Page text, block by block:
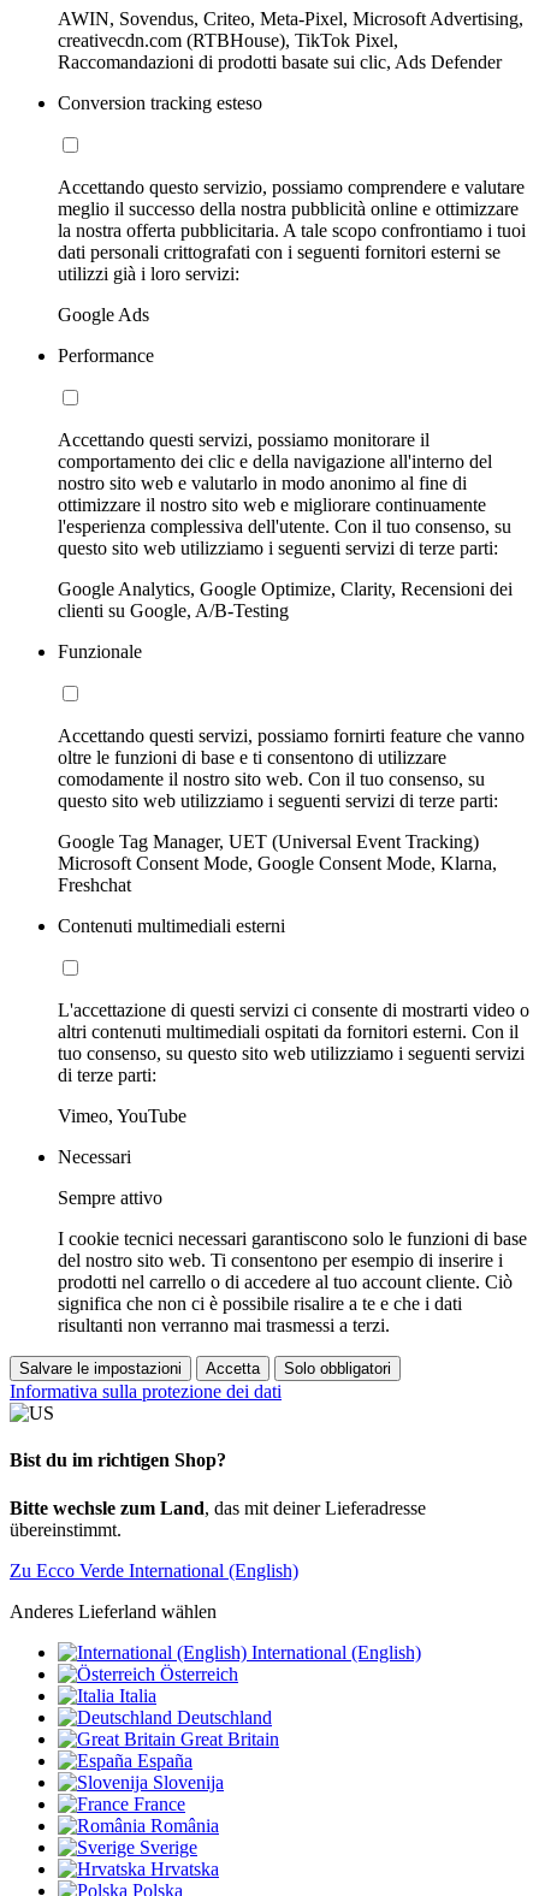
AWIN, Sovendus, Criteo, Meta-Pixel, Microsoft Advertising,
creativecdn.com (RTBHouse), TikTok Pixel,
Raccomandazioni di prodotti basate sui clic, Ads Defender
Conversion tracking esteso
Accettando questo servizio, possiamo comprendere e valutare
meglio il successo della nostra pubblicità online e ottimizzare
la nostra offerta pubblicitaria. A tale scopo confrontiamo i tuoi
dati personali crittografati con i seguenti fornitori esterni se
utilizzi già i loro servizi:
Google Ads
Performance
Accettando questi servizi, possiamo monitorare il
comportamento dei clic e della navigazione all'interno del
nostro sito web e valutarlo in modo anonimo al fine di
ottimizzare il nostro sito web e migliorare continuamente
l'esperienza complessiva dell'utente. Con il tuo consenso, su
questo sito web utilizziamo i seguenti servizi di terze parti:
Google Analytics, Google Optimize, Clarity, Recensioni dei
clienti su Google, A/B-Testing
Funzionale
Accettando questi servizi, possiamo fornirti feature che vanno
oltre le funzioni di base e ti consentono di utilizzare
comodamente il nostro sito web. Con il tuo consenso, su
questo sito web utilizziamo i seguenti servizi di terze parti:
Google Tag Manager, UET (Universal Event Tracking)
Microsoft Consent Mode, Google Consent Mode, Klarna,
Freshchat
Contenuti multimediali esterni
L'accettazione di questi servizi ci consente di mostrarti video o
altri contenuti multimediali ospitati da fornitori esterni. Con il
tuo consenso, su questo sito web utilizziamo i seguenti servizi
di terze parti:
Vimeo, YouTube
Necessari
Sempre attivo
I cookie tecnici necessari garantiscono solo le funzioni di base
del nostro sito web. Ti consentono per esempio di inserire i
prodotti nel carrello o di accedere al tuo account cliente. Ciò
significa che non ci è possibile risalire a te e che i dati
risultanti non verranno mai trasmessi a terzi.
Salvare le impostazioni Accetta Solo obbligatori
Informativa sulla protezione dei dati
Bist du im richtigen Shop?
Bitte wechsle zum Land, das mit deiner Lieferadresse
übereinstimmt.
Zu Ecco Verde International (English)
Anderes Lieferland wählen
International (English)
Österreich
Italia
Deutschland
Great Britain
España
Slovenija
France
România
Sverige
Hrvatska
Polska